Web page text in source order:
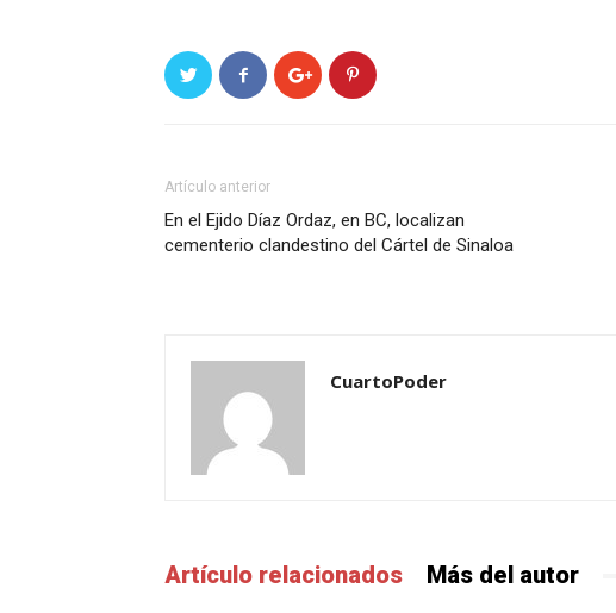
Artículo anterior
En el Ejido Díaz Ordaz, en BC, localizan
cementerio clandestino del Cártel de Sinaloa
CuartoPoder
Artículo relacionados Más del autor